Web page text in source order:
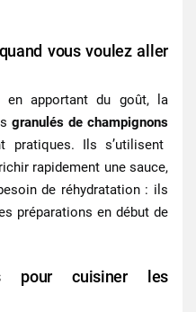
vous voulez aller
en apportant du goût, la
granulés de champignons
pratiques. Ils s’utilisent
rapidement une sauce,
de réhydratation : ils
préparations en début de
pour cuisiner les